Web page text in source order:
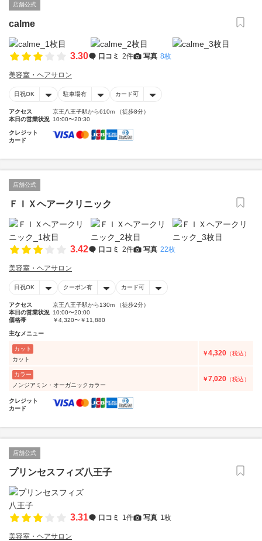
店舗公式
calme
3.30 口コミ 2件 写真 8枚
美容室・ヘアサロン
日祝OK 駐車場有 カード可
アクセス
京王八王子駅から610m （徒歩8分）
本日の営業状況 10:00〜20:30
クレジット
カード
店舗公式
ＦＩＸヘアークリニック
3.42 口コミ 2件 写真 22枚
美容室・ヘアサロン
日祝OK クーポン有 カード可
アクセス
京王八王子駅から130m （徒歩2分）
本日の営業状況 10:00〜20:00
価格帯
￥4,320〜￥11,880
主なメニュー
カット
カット
￥4,320 （税込）
カラー
ノンジアミン・オーガニックカラー
￥7,020 （税込）
クレジット
カード
店舗公式
プリンセスフィズ八王子
3.31 口コミ 1件 写真 1枚
美容室・ヘアサロン